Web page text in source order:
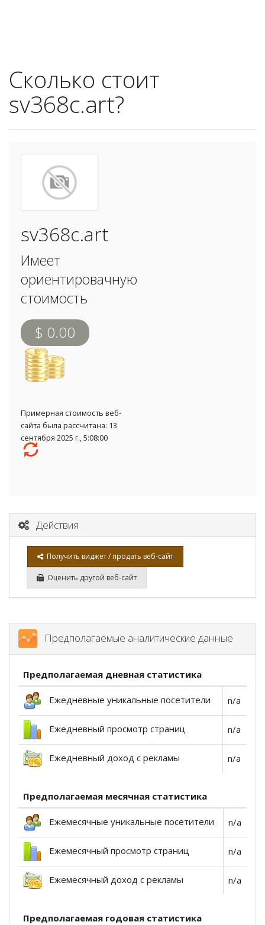
Сколько стоит
sv368c.art?
sv368c.art
Имеет
ориентировачную
стоимость
$ 0.00
Примерная стоимость веб-
сайта была рассчитана: 13
сентября 2025 г., 5:08:00
Действия
Получить виджет / продать веб-сайт
Оценить другой веб-сайт
Предполагаемые аналитические данные
Предполагаемая дневная статистика
Ежедневные уникальные посетители n/a
Ежедневный просмотр страниц n/a
Ежедневный доход с рекламы n/a
Предполагаемая месячная статистика
Ежемесячные уникальные посетители n/a
Ежемесячный просмотр страниц n/a
Ежемесячный доход с рекламы n/a
Предполагаемая годовая статистика